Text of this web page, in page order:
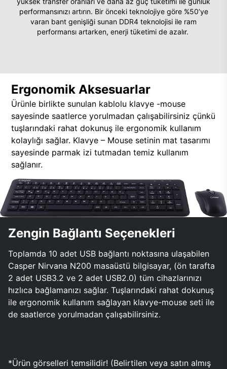
performansınızı artırın. Bir önceki teknolojiye göre %50’ye
varan bant genişliği sunan DDR4 teknolojisi ile ram
performansı artarken, enerji tüketimi de azalır.
Ergonomik Aksesuarlar
Ürünle birlikte sunulan kablolu klavye -mouse
sayesinde saatlerce yorulmadan çalışabilirsiniz çünkü
tuşlarındaki rahat dokunuş ile ergonomik kullanım
kolaylığı sağlar. Klavye – Mouse setinin mat tasarımı
sayesinde parmak izi tutmadan temiz kullanım
sağlanır.
Zengin Bağlantı Seçenekleri
Toplamda 10 adet USB bağlantı noktasına ulaşabilen
Casper Nirvana N200 masaüstü bilgisayar, (ön tarafta
2 adet USB3.2 ve 2 adet USB2.0) tüm cihazlarınızı
hızlıca bağlamanızı sağlar. Tuşlarındaki rahat dokunuş
ile ergonomik kullanım sağlayan klavye-mouse seti ile
de saatlerce yorulmadan çalışabilirsiniz.
*Ürün görselleri temsilidir! (Belirtilen veya satın almış